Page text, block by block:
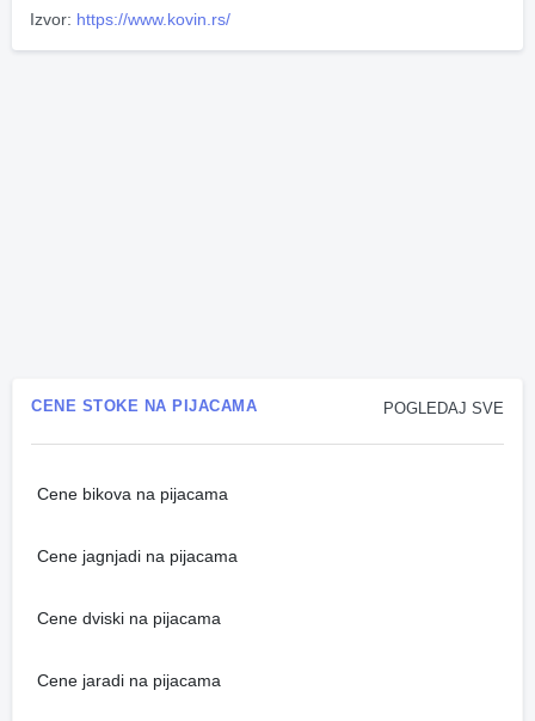
Izvor: https://www.kovin.rs/
POGLEDAJ SVE
CENE STOKE NA PIJACAMA
Cene bikova na pijacama
Cene jagnjadi na pijacama
Cene dviski na pijacama
Cene jaradi na pijacama